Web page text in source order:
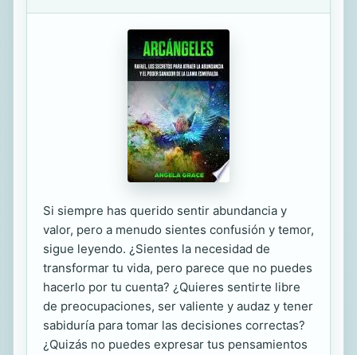
Si siempre has querido sentir abundancia y
valor, pero a menudo sientes confusión y temor,
sigue leyendo. ¿Sientes la necesidad de
transformar tu vida, pero parece que no puedes
hacerlo por tu cuenta? ¿Quieres sentirte libre
de preocupaciones, ser valiente y audaz y tener
sabiduría para tomar las decisiones correctas?
¿Quizás no puedes expresar tus pensamientos